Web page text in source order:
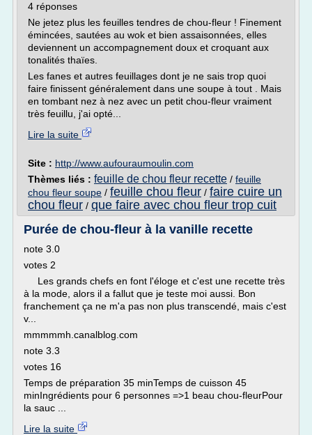
4 réponses
Ne jetez plus les feuilles tendres de chou-fleur ! Finement
émincées, sautées au wok et bien assaisonnées, elles
deviennent un accompagnement doux et croquant aux
tonalités thaïes.
Les fanes et autres feuillages dont je ne sais trop quoi
faire finissent généralement dans une soupe à tout . Mais
en tombant nez à nez avec un petit chou-fleur vraiment
très feuillu, j'ai opté...
Lire la suite
Site : http://www.aufouraumoulin.com
Thèmes liés : feuille de chou fleur recette / feuille
chou fleur soupe / feuille chou fleur / faire cuire un
chou fleur / que faire avec chou fleur trop cuit
Purée de chou-fleur à la vanille recette
note 3.0
votes 2
Les grands chefs en font l'éloge et c'est une recette très
à la mode, alors il a fallut que je teste moi aussi. Bon
franchement ça ne m'a pas non plus transcendé, mais c'est
v...
mmmmmh.canalblog.com
note 3.3
votes 16
Temps de préparation 35 minTemps de cuisson 45
minIngrédients pour 6 personnes =>1 beau chou-fleurPour
la sauc ...
Lire la suite